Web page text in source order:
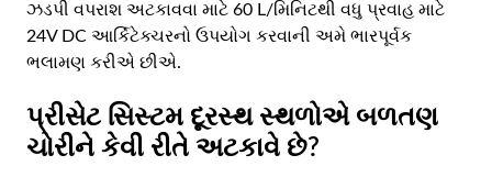
ઝડપી વપરાશ અટકાવવા માટે 60 L/મિનિટથી વધુ પ્રવાહ માટે
24V DC આર્કિટેક્ચરનો ઉપયોગ કરવાની અમે ભારપૂર્વક
ભલામણ કરીએ છીએ.
પ્રીસેટ સિસ્ટમ દૂરસ્થ સ્થળોએ બળતણ
ચોરીને કેવી રીતે અટકાવે છે?